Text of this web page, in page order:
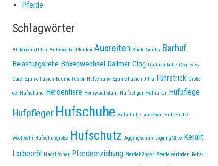
Pferde
Schlagwörter
All Terrain Ultra Arthrose bei Pferden Ausreiten Back Country Barhuf
Belastungsrehe Boxenwechsel Dallmer Clog Dallmer Rehe-Clog Easy
Care Equine Fusion Equine Fusion Hufschuhe Equine Fusion Ultra Führstrick Größe
der Hufschuhe Herdentiere Hornwachstum Huffestiger Hufhärter Hufpflege
Hufpfleger Hufschuhe Hufschuhe tauschen Hufschuhe
wechseln Hufschuhgröße Hufschutz Joggingschuh Jogging Shoe Keralit
Lorbeeröl Nagellöcher Pferdeerziehung Pferdehänger Pferde verladen Rehe-